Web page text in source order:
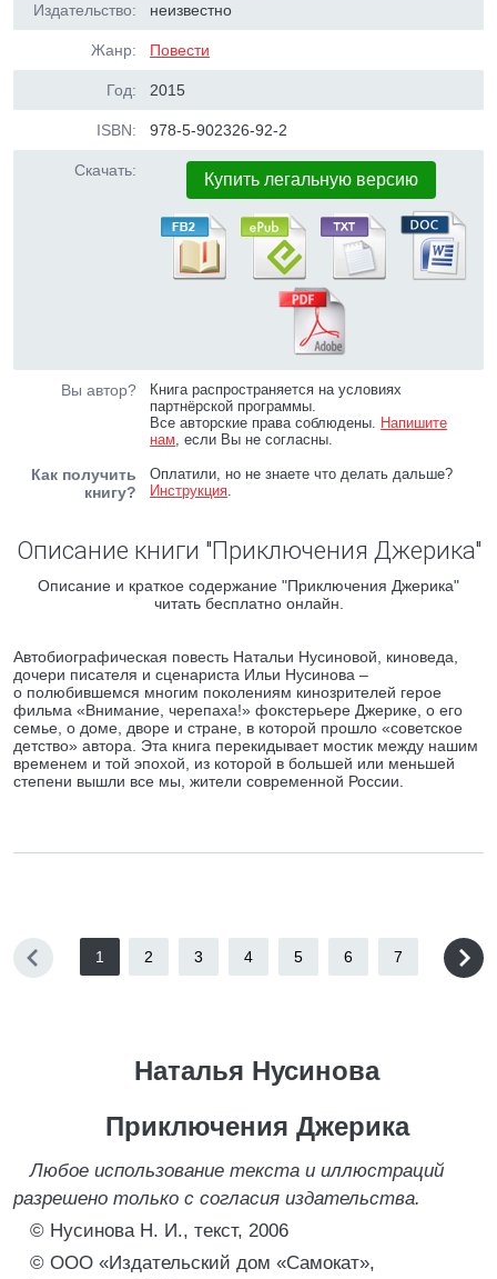
Издательство: неизвестно
Жанр: Повести
Год: 2015
ISBN: 978-5-902326-92-2
Скачать: Купить легальную версию
Вы автор?
Книга распространяется на условиях
партнёрской программы.
Все авторские права соблюдены. Напишите
нам, если Вы не согласны.
Как получить
книгу?
Оплатили, но не знаете что делать дальше?
Инструкция.
Описание книги "Приключения Джерика"
Описание и краткое содержание "Приключения Джерика"
читать бесплатно онлайн.
Автобиографическая повесть Натальи Нусиновой, киноведа,
дочери писателя и сценариста Ильи Нусинова –
о полюбившемся многим поколениям кинозрителей герое
фильма «Внимание, черепаха!» фокстерьере Джерике, о его
семье, о доме, дворе и стране, в которой прошло «советское
детство» автора. Эта книга перекидывает мостик между нашим
временем и той эпохой, из которой в большей или меньшей
степени вышли все мы, жители современной России.
1 2 3 4 5 6 7
Наталья Нусинова
Приключения Джерика
Любое использование текста и иллюстраций
разрешено только с согласия издательства.
© Нусинова Н. И., текст, 2006
© ООО «Издательский дом «Самокат»,